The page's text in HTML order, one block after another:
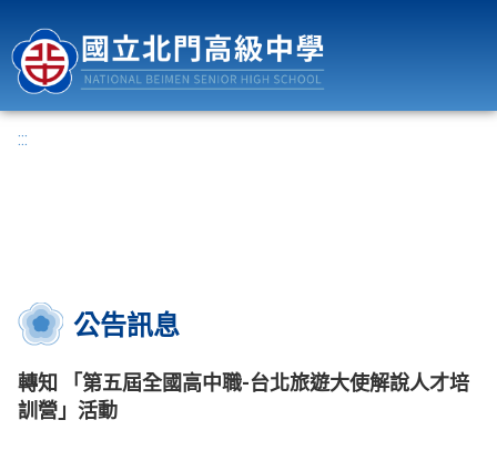
:::
公告訊息
轉知 「第五屆全國高中職-台北旅遊大使解說人才培
訓營」活動